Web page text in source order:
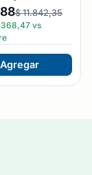
$11.842,35
vs
Agregar